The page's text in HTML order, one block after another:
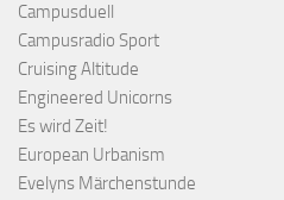
Campusduell
Campusradio Sport
Cruising Altitude
Engineered Unicorns
Es wird Zeit!
European Urbanism
Evelyns Märchenstunde